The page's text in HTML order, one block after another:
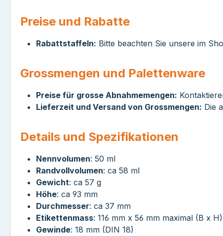
Preise und Rabatte
Rabattstaffeln: Bitte beachten Sie unsere im
Grossmengen und Palettenware
Preise für grosse Abnahmemengen:
Lieferzeit und Versand von Grossmengen: Die
Details und Spezifikationen
Nennvolumen: 50 ml
Randvollvolumen: ca 58 ml
Gewicht: ca 57 g
Höhe: ca 93 mm
Durchmesser: ca 37 mm
Etikettenmass: 116 mm x 56 mm maximal (B x H)
Gewinde: 18 mm (DIN 18)